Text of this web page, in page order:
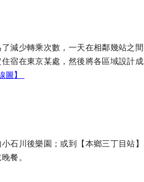
減少轉乘次數，一天在相鄰幾站之間
宿在東京某處，然後將各區域設計成
圖】
石川後樂園；或到【本鄉三丁目站】
餐。